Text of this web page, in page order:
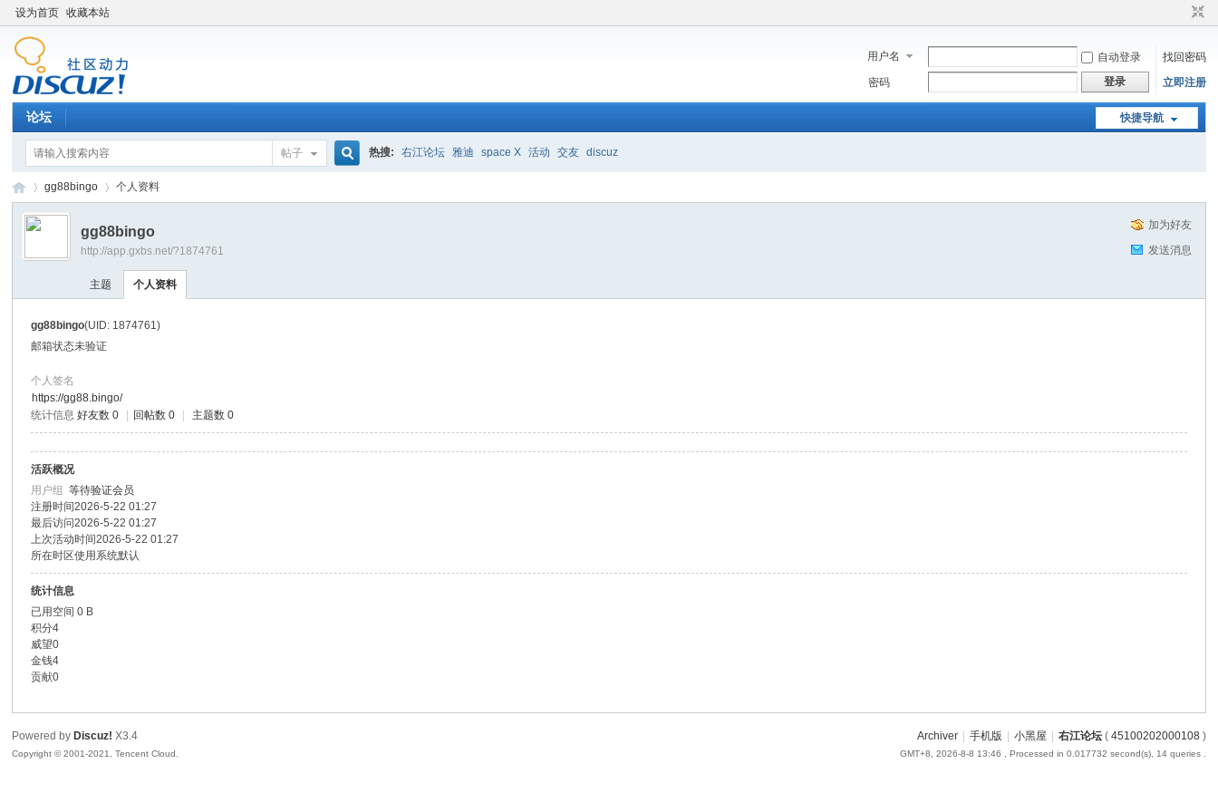
设为首页 收藏本站
用户名 自动登录
找回密码
密码
登录 立即注册
快捷导航
论坛
帖子 热搜: 右江论坛 雅迪 space X 活动 交友 discuz
›
gg88bingo 个人资料
加为好友
发送消息
gg88bingo
http://app.gxbs.net/?1874761
主题 个人资料
gg88bingo(UID: 1874761)
邮箱状态未验证
个人签名
https://gg88.bingo/
统计信息 好友数 0 回帖数 0 主题数 0
活跃概况
用户组等待验证会员
注册时间2026-5-22 01:27
最后访问2026-5-22 01:27
上次活动时间2026-5-22 01:27
所在时区使用系统默认
统计信息
已用空间 0 B
积分4
威望0
金钱4
贡献0
Archiver 手机版 小黑屋 右江论坛( 45100202000108)
GMT+8, 2026-8-8 13:46 , Processed in 0.017732 second(s), 14 queries .
Powered by Discuz! X3.4
Copyright © 2001-2021, Tencent Cloud.